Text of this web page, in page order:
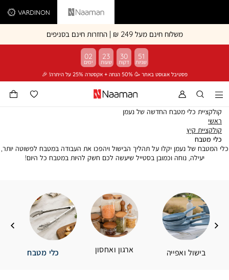
Vardinon Naaman
משלוח חינם מעל 249 ₪ | החזרות חינם בסניפים
פסטיבל אוגוסט באתר 🥳 50% הנחה + אקסטרה 25% על היתרה! 🎉
02 23 30 51
קולקציית כלי מטבח החדשה של נעמן
ראשי
קולקציית קיץקולקציית
כלי מטבחכלי
מטבח
כלי המטבח של נעמן יקלו על תהליך הבישול ויהפכו את העבודה במטבח לפשוטה יותר,
יעילה, נוחה וכמובן בסטייל שיעשה לכם חשק להיות במטבח כל היום!
כלי מטבח ארגון ואחסון בישול ואפייה